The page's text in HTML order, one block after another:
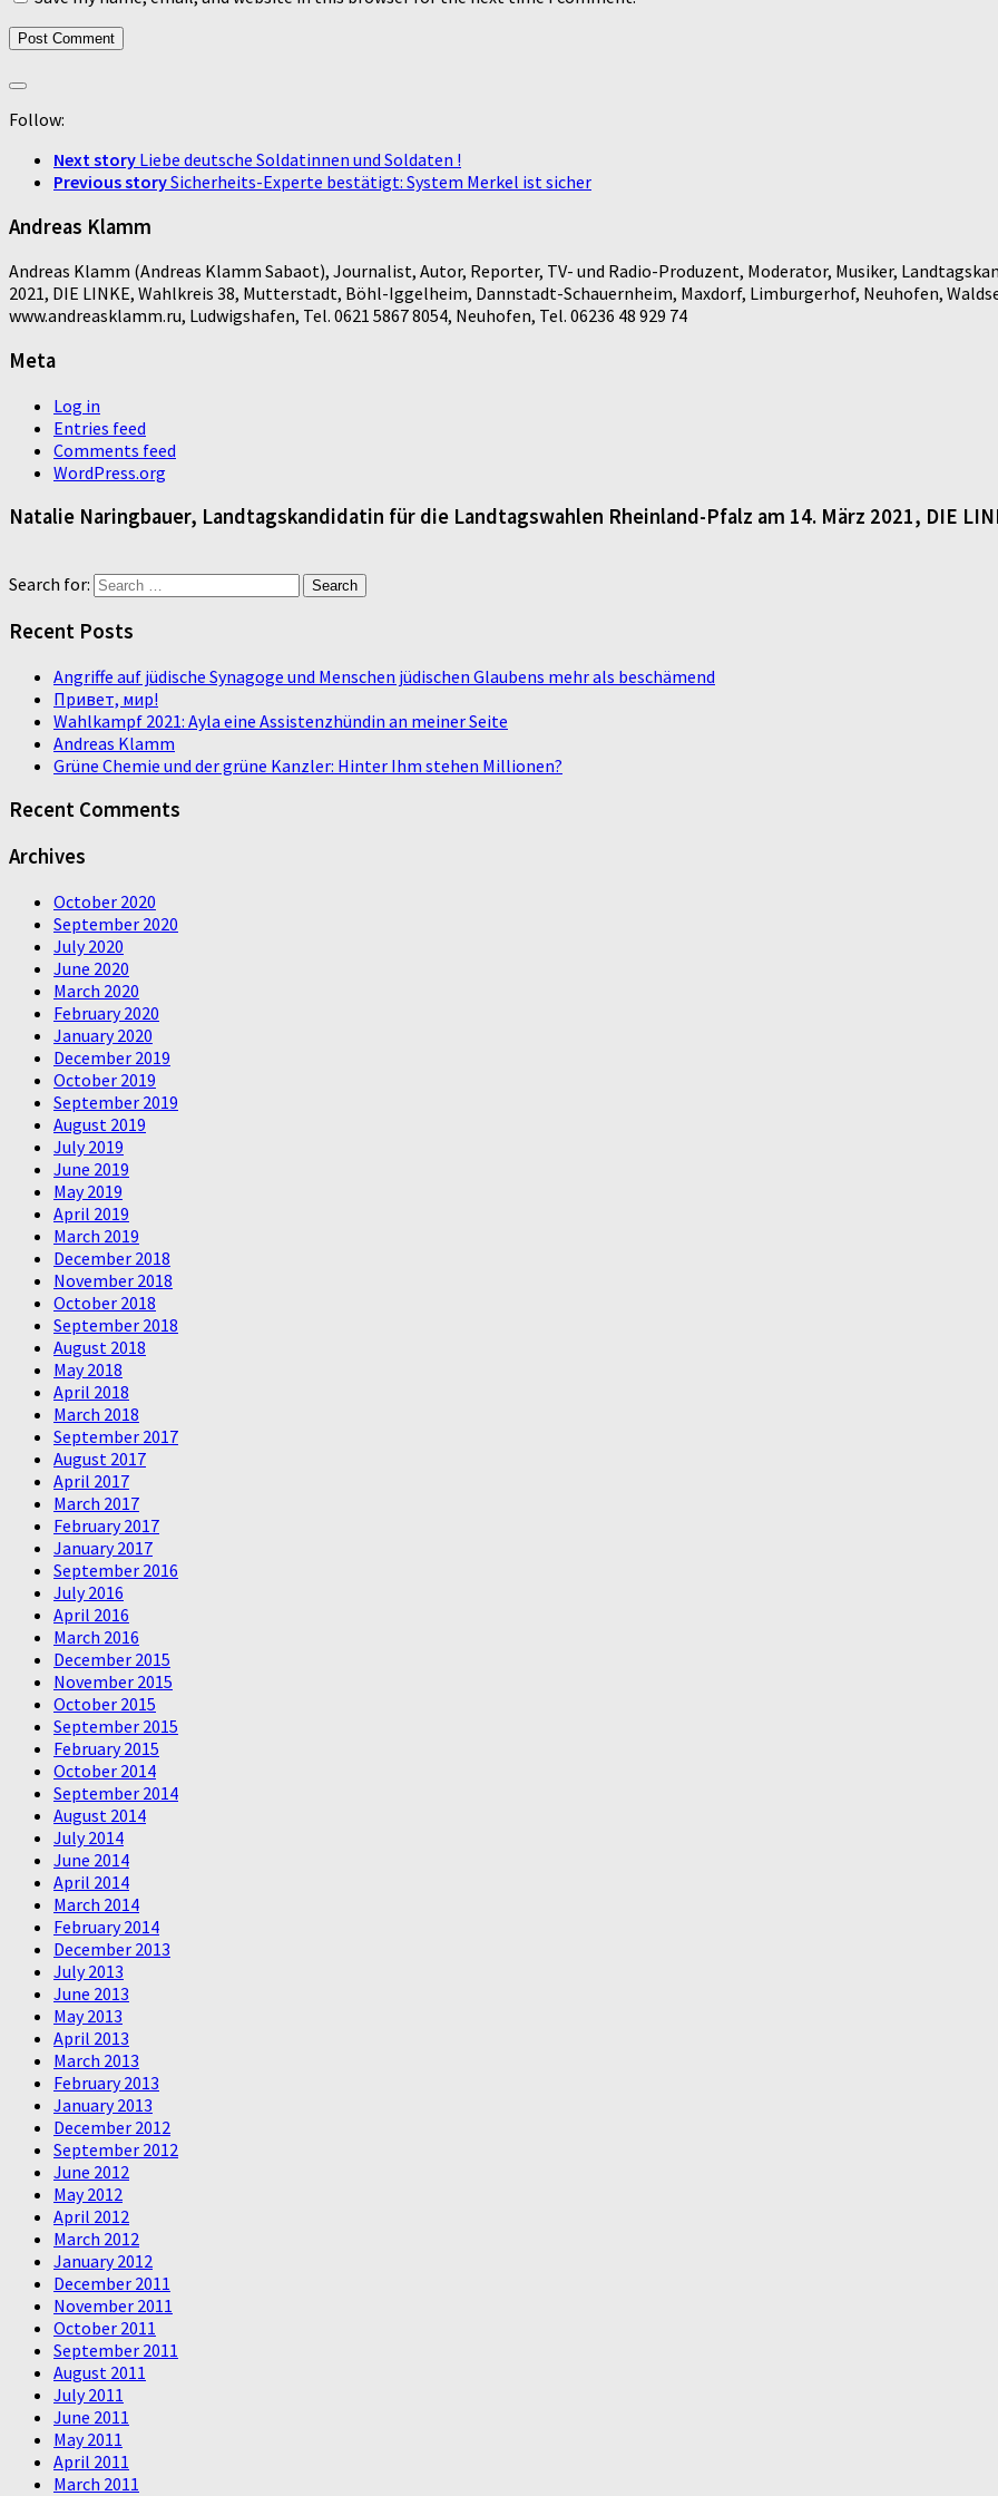
Follow:
Next story Liebe deutsche Soldatinnen und Soldaten !
Previous storySicherheits-Experte bestätigt: System Merkel ist sicher
Andreas Klamm
Andreas Klamm (Andreas Klamm Sabaot), Journalist, Autor, Reporter, TV- und Radio-Produzent, Moderator, Musiker,
2021, DIE LINKE, Wahlkreis 38, Mutterstadt, Böhl-Iggelheim, Dannstadt-Schauernheim, Maxdorf, Limburgerhof, Neuhofen,
www.andreasklamm.ru, Ludwigshafen, Tel. 0621 5867 8054, Neuhofen, Tel. 06236 48 929 74
Meta
Log in
Entries feed
Comments feed
WordPress.org
Natalie Naringbauer, Landtagskandidatin für die Landtagswahlen Rheinland-Pfalz am 14. März 2021, DIE
Search for:
Recent Posts
Angriffe auf jüdische Synagoge und Menschen jüdischen Glaubens mehr als beschämend
Привет, мир!
Wahlkampf 2021: Ayla eine Assistenzhündin an meiner Seite
Andreas Klamm
Grüne Chemie und der grüne Kanzler: Hinter Ihm stehen Millionen?
Recent Comments
Archives
October 2020
September 2020
July 2020
June 2020
March 2020
February 2020
January 2020
December 2019
October 2019
September 2019
August 2019
July 2019
June 2019
May 2019
April 2019
March 2019
December 2018
November 2018
October 2018
September 2018
August 2018
May 2018
April 2018
March 2018
September 2017
August 2017
April 2017
March 2017
February 2017
January 2017
September 2016
July 2016
April 2016
March 2016
December 2015
November 2015
October 2015
September 2015
February 2015
October 2014
September 2014
August 2014
July 2014
June 2014
April 2014
March 2014
February 2014
December 2013
July 2013
June 2013
May 2013
April 2013
March 2013
February 2013
January 2013
December 2012
September 2012
June 2012
May 2012
April 2012
March 2012
January 2012
December 2011
November 2011
October 2011
September 2011
August 2011
July 2011
June 2011
May 2011
April 2011
March 2011